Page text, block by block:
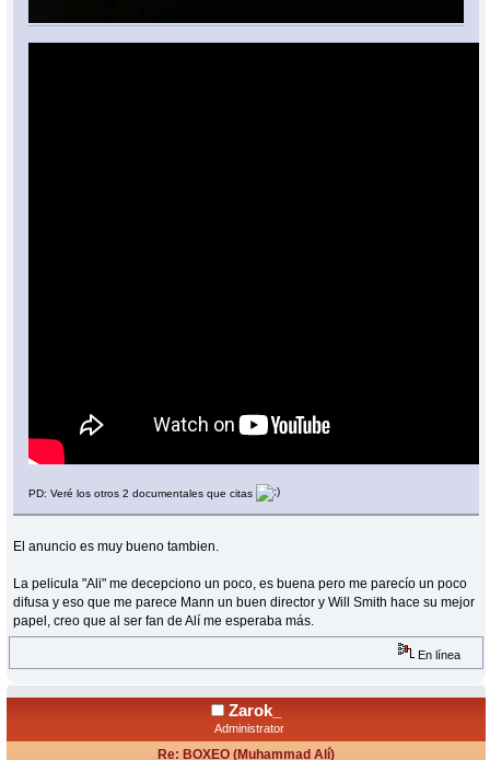
PD: Veré los otros 2 documentales que citas
El anuncio es muy bueno tambien.
La pelicula "Ali" me decepciono un poco, es buena pero me parecío un poco
difusa y eso que me parece Mann un buen director y Will Smith hace su mejor
papel, creo que al ser fan de Alí me esperaba más.
En línea
Zarok_
Administrator
Re: BOXEO (Muhammad Alí)